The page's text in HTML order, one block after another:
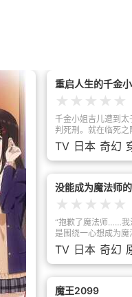
村正宗表明了自己的
他看了装满cosplay
诉他——“我……想出
活动室开展cosplay
的莉莉艾露还原到让
对cosplay的他们，
宅的cosplay青春故
重启人生的千金
★ ★ ★ ★ ★
千金小姐吉儿遭到
判死刑。就在临死之
下婚约的那场派对！
紧急向身后的人求婚
敌人，也就是邻国（
斯。驰骋战场的军
TV 日本 奇幻
没能成为魔法师
★ ★ ★ ★ ★
“抱歉了魔法师……
是围绕一心想成为魔
来，以及被誉为“人
家的千金柚子·爱德
为魔法师必须先入读
养成专门学科（通
种严格的前提条件，
TV 日本 奇幻
魔王2099